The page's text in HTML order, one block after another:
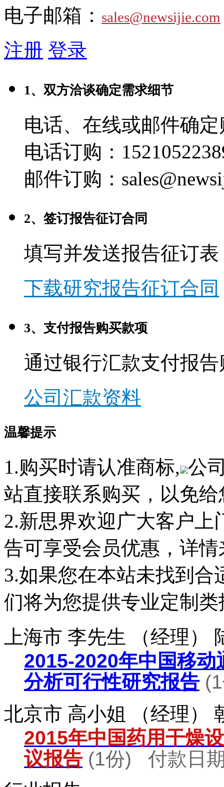
电子邮箱： sales@newsijie.com
注册 登录
1、双方洽谈确定需求细节
电话、在线或邮件确
电话订购：
邮件订购：
2、签订报告征订合同
填写并发送报告征订表
下载研究报告征订合同
3、支付报告购买款项
通过银行汇款支付报
公司汇款资料
温馨提示
1.购买时请认准商标, 公
站直接联系购买，以免
2.新思界欢迎广大客户
告可享受会员优惠，详
3.如果您在本站未找到
们将为您提供专业定制类
上海市 李先生 （经理）
2015-2020年中国移
分析可行性研究报告(1
北京市 高小姐 （经理）
2015年中国药用干燥
议报告 (1份) 付款日